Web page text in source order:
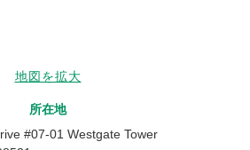
地図を拡大
所在地
#07-01 Westgate Tower